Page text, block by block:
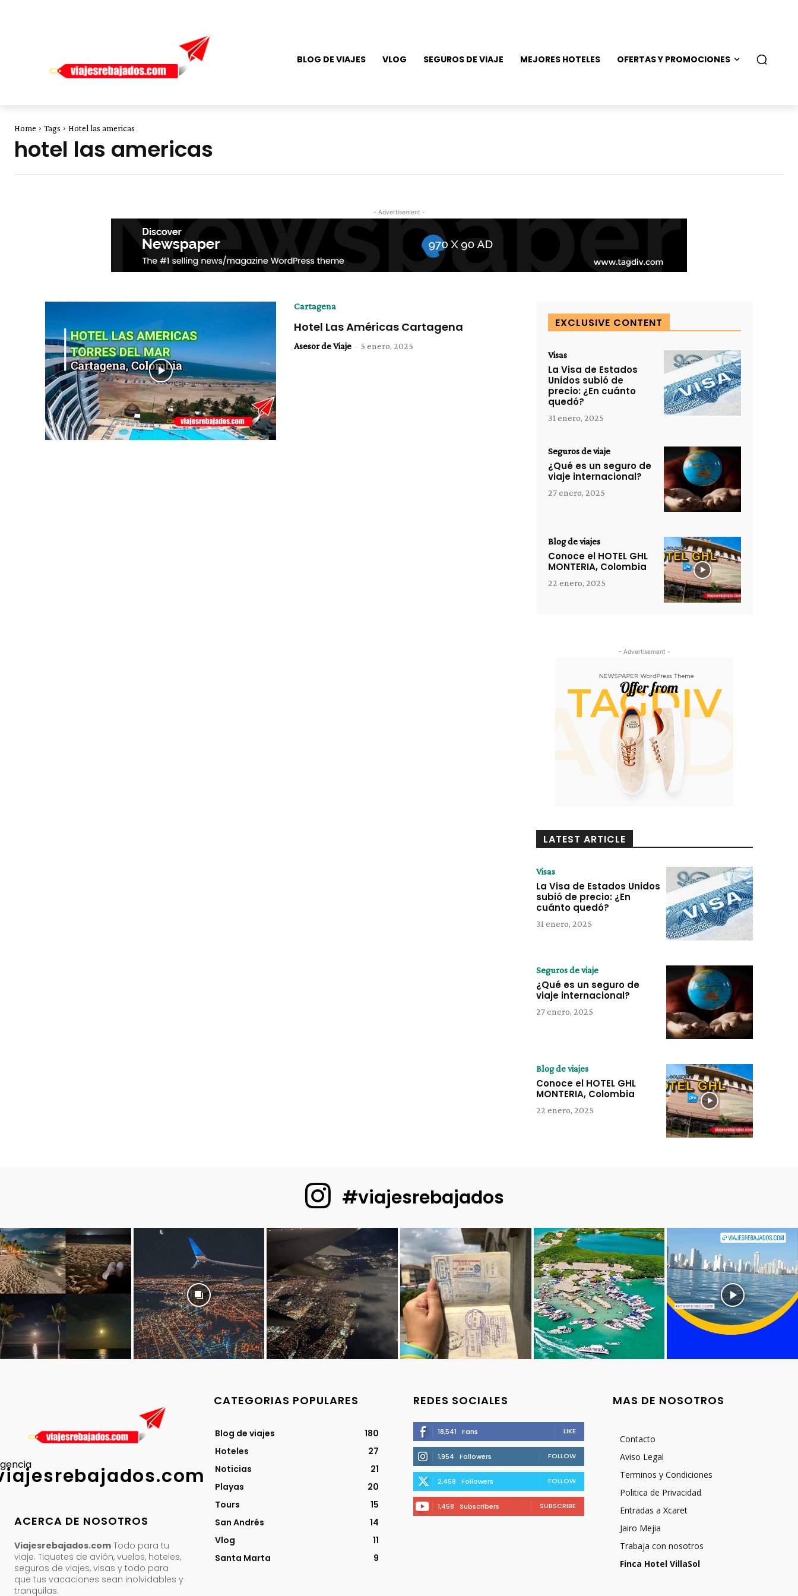
BLOG DE VIAJES VLOG SEGUROS DE VIAJE MEJORES HOTELES OFERTAS Y PROMOCIONES
Home Tags Hotel las americas
hotel las americas
- Advertisement -
Cartagena
Hotel Las Américas Cartagena
Asesor de Viaje - 5 enero, 2025
EXCLUSIVE CONTENT
Visas
La Visa de Estados
Unidos subió de
precio: ¿En cuánto
quedó?
31 enero, 2025
Seguros de viaje
¿Qué es un seguro de
viaje internacional?
27 enero, 2025
Blog de viajes
Conoce el HOTEL GHL
MONTERIA, Colombia
22 enero, 2025
- Advertisement -
LATEST ARTICLE
Visas
La Visa de Estados Unidos
subió de precio: ¿En
cuánto quedó?
31 enero, 2025
Seguros de viaje
¿Qué es un seguro de
viaje internacional?
27 enero, 2025
Blog de viajes
Conoce el HOTEL GHL
MONTERIA, Colombia
22 enero, 2025
#viajesrebajados
ACERCA DE NOSOTROS
Viajesrebajados.com Todo para tu
viaje. Tiquetes de avión, vuelos, hoteles,
seguros de viajes, visas y todo para
que tus vacaciones sean inolvidables y
tranquilas.
CATEGORIAS POPULARES
Blog de viajes
180
Hoteles
27
Noticias
21
Playas
20
Tours
15
San Andrés
14
Vlog
11
Santa Marta
9
REDES SOCIALES
18,541 Fans LIKE
1,954 Followers FOLLOW
2,458 Followers FOLLOW
1,458 Subscribers SUBSCRIBE
MAS DE NOSOTROS
Contacto
Aviso Legal
Terminos y Condiciones
Politica de Privacidad
Entradas a Xcaret
Jairo Mejia
Trabaja con nosotros
Finca Hotel VillaSol